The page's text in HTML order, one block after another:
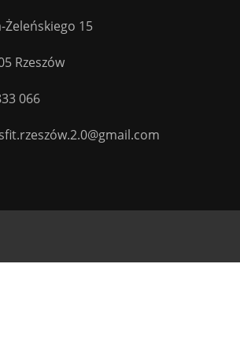
Żeleńskiego 15
Rzeszów
066